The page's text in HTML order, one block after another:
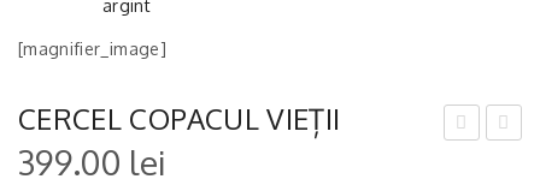
[magnifier_image]
CERCEL COPACUL VIEȚII
399.00 lei